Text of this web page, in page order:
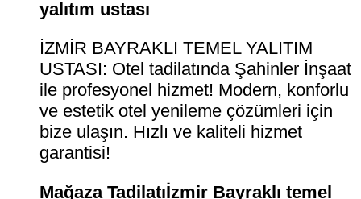
yalıtım ustası
İZMİR BAYRAKLI TEMEL YALITIM
USTASI: Otel tadilatında Şahinler İnşaat
ile profesyonel hizmet! Modern, konforlu
ve estetik otel yenileme çözümleri için
bize ulaşın. Hızlı ve kaliteli hizmet
garantisi!
Mağaza Tadilatıİzmir Bayraklı temel